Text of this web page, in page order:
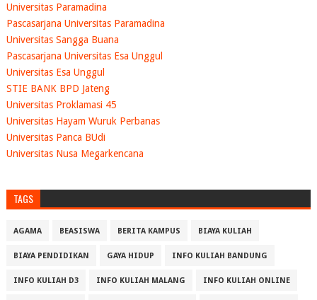
Universitas Paramadina
Pascasarjana Universitas Paramadina
Universitas Sangga Buana
Pascasarjana Universitas Esa Unggul
Universitas Esa Unggul
STIE BANK BPD Jateng
Universitas Proklamasi 45
Universitas Hayam Wuruk Perbanas
Universitas Panca BUdi
Universitas Nusa Megarkencana
TAGS
AGAMA BEASISWA BERITA KAMPUS BIAYA KULIAH
BIAYA PENDIDIKAN GAYA HIDUP INFO KULIAH BANDUNG
INFO KULIAH D3 INFO KULIAH MALANG INFO KULIAH ONLINE